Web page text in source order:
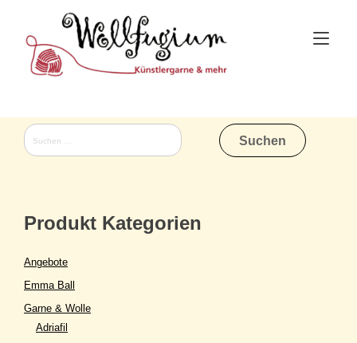
content
Suchen
nach:
Produkt Kategorien
Angebote
Emma Ball
Garne & Wolle
Adriafil